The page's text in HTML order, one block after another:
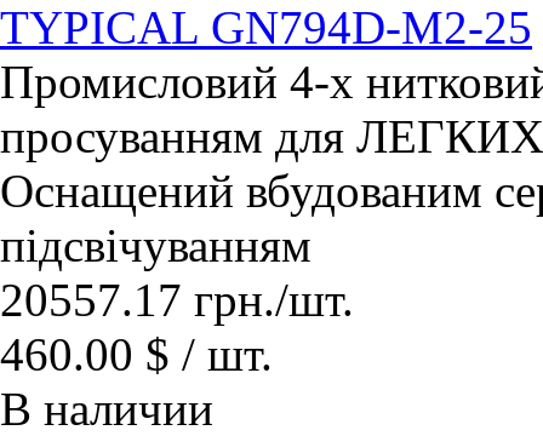
TYPICAL GN794D-М2-25
Промисловий 4-x
просуванням для
Оснащений вбудованим
підсвічуванням
20557.17 грн./шт.
460.00 $ / шт.
В наличии